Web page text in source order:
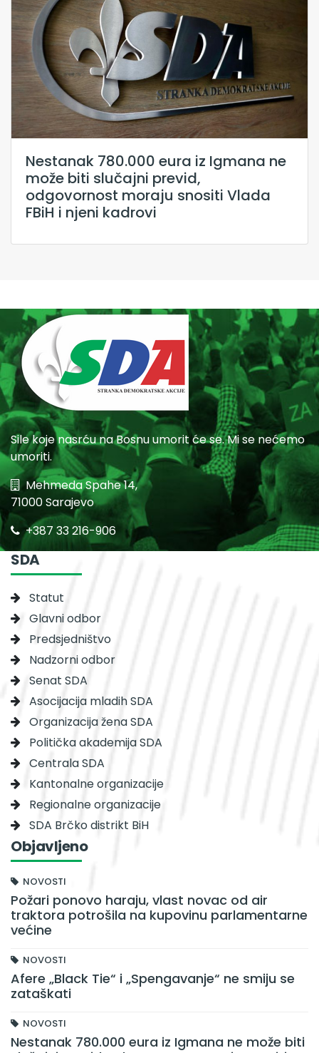
Nestanak 780.000 eura iz Igmana ne
može biti slučajni previd,
odgovornost moraju snositi Vlada
FBiH i njeni kadrovi
Sile koje nasrću na Bosnu umorit će se. Mi se nećemo
umoriti.
Mehmeda Spahe 14,
71000 Sarajevo
+387 33 216-906
SDA
Statut
Glavni odbor
Predsjedništvo
Nadzorni odbor
Senat SDA
Asocijacija mladih SDA
Organizacija žena SDA
Politička akademija SDA
Centrala SDA
Kantonalne organizacije
Regionalne organizacije
SDA Brčko distrikt BiH
Objavljeno
NOVOSTI
Požari ponovo haraju, vlast novac od air
traktora potrošila na kupovinu parlamentarne
većine
NOVOSTI
Afere „Black Tie“ i „Spengavanje“ ne smiju se
zataškati
NOVOSTI
Nestanak 780.000 eura iz Igmana ne može biti